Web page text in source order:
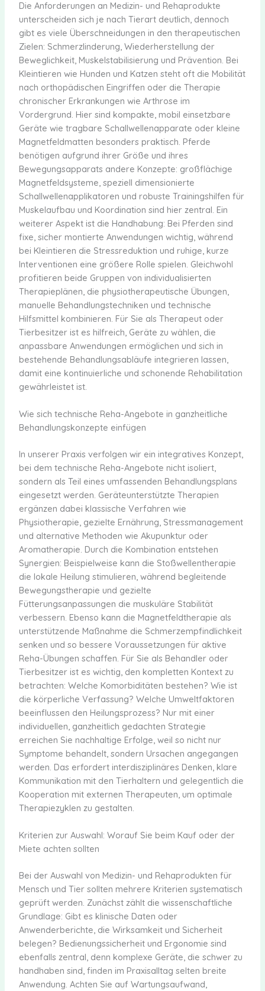
Die Anforderungen an Medizin- und Rehaprodukte
unterscheiden sich je nach Tierart deutlich, dennoch
gibt es viele Überschneidungen in den therapeutischen
Zielen: Schmerzlinderung, Wiederherstellung der
Beweglichkeit, Muskelstabilisierung und Prävention. Bei
Kleintieren wie Hunden und Katzen steht oft die Mobilität
nach orthopädischen Eingriffen oder die Therapie
chronischer Erkrankungen wie Arthrose im
Vordergrund. Hier sind kompakte, mobil einsetzbare
Geräte wie tragbare Schallwellenapparate oder kleine
Magnetfeldmatten besonders praktisch. Pferde
benötigen aufgrund ihrer Größe und ihres
Bewegungsapparats andere Konzepte: großflächige
Magnetfeldsysteme, speziell dimensionierte
Schallwellenapplikatoren und robuste Trainingshilfen für
Muskelaufbau und Koordination sind hier zentral. Ein
weiterer Aspekt ist die Handhabung: Bei Pferden sind
fixe, sicher montierte Anwendungen wichtig, während
bei Kleintieren die Stressreduktion und ruhige, kurze
Interventionen eine größere Rolle spielen. Gleichwohl
profitieren beide Gruppen von individualisierten
Therapieplänen, die physiotherapeutische Übungen,
manuelle Behandlungstechniken und technische
Hilfsmittel kombinieren. Für Sie als Therapeut oder
Tierbesitzer ist es hilfreich, Geräte zu wählen, die
anpassbare Anwendungen ermöglichen und sich in
bestehende Behandlungsabläufe integrieren lassen,
damit eine kontinuierliche und schonende Rehabilitation
gewährleistet ist.
Wie sich technische Reha-Angebote in ganzheitliche
Behandlungskonzepte einfügen
In unserer Praxis verfolgen wir ein integratives Konzept,
bei dem technische Reha-Angebote nicht isoliert,
sondern als Teil eines umfassenden Behandlungsplans
eingesetzt werden. Geräteunterstützte Therapien
ergänzen dabei klassische Verfahren wie
Physiotherapie, gezielte Ernährung, Stressmanagement
und alternative Methoden wie Akupunktur oder
Aromatherapie. Durch die Kombination entstehen
Synergien: Beispielweise kann die Stoßwellentherapie
die lokale Heilung stimulieren, während begleitende
Bewegungstherapie und gezielte
Fütterungsanpassungen die muskuläre Stabilität
verbessern. Ebenso kann die Magnetfeldtherapie als
unterstützende Maßnahme die Schmerzempfindlichkeit
senken und so bessere Voraussetzungen für aktive
Reha-Übungen schaffen. Für Sie als Behandler oder
Tierbesitzer ist es wichtig, den kompletten Kontext zu
betrachten: Welche Komorbiditäten bestehen? Wie ist
die körperliche Verfassung? Welche Umweltfaktoren
beeinflussen den Heilungsprozess? Nur mit einer
individuellen, ganzheitlich gedachten Strategie
erreichen Sie nachhaltige Erfolge, weil so nicht nur
Symptome behandelt, sondern Ursachen angegangen
werden. Das erfordert interdisziplinäres Denken, klare
Kommunikation mit den Tierhaltern und gelegentlich die
Kooperation mit externen Therapeuten, um optimale
Therapiezyklen zu gestalten.
Kriterien zur Auswahl: Worauf Sie beim Kauf oder der
Miete achten sollten
Bei der Auswahl von Medizin- und Rehaprodukten für
Mensch und Tier sollten mehrere Kriterien systematisch
geprüft werden. Zunächst zählt die wissenschaftliche
Grundlage: Gibt es klinische Daten oder
Anwenderberichte, die Wirksamkeit und Sicherheit
belegen? Bedienungssicherheit und Ergonomie sind
ebenfalls zentral, denn komplexe Geräte, die schwer zu
handhaben sind, finden im Praxisalltag selten breite
Anwendung. Achten Sie auf Wartungsaufwand,